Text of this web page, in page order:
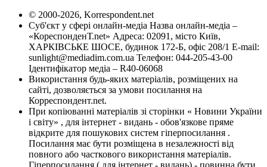
© 2000-2026, Korrespondent.net
Суб'єкт у сфері онлайн-медіа Назва онлайн-медіа –
«КореспонденТ.net» Адреса: 02091, місто Київ,
ХАРКІВСЬКЕ ШОСЕ, будинок 172-Б, офіс 208/1 E-mail:
sunlight@mediadim.com.ua Телефон: 044-205-43-00
Ідентифікатор медіа – R40-06068
Використання будь-яких матеріалів, розміщених на
сайті, дозволяється за умови посилання на
Корреспондент.net.
При копіюванні матеріалів зі сторінки « Новини України
і світу» , для інтернет - видань - обов'язкове пряме
відкрите для пошукових систем гіперпосилання .
Посилання має бути розміщена в незалежності від
повного або часткового використання матеріалів.
Гіперпосилання ( для інтернет - видань) - повинна бути